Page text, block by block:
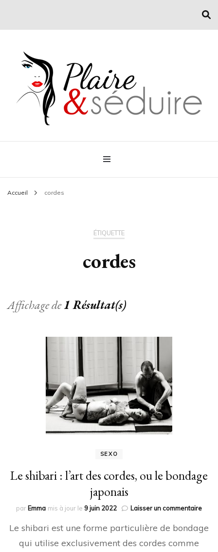
Plaire & Séduire
Conseil mode et séduction
Accueil cordes
ÉTIQUETTE
cordes
Affichage de1 Résultat(s)
SEXO
Le shibari : l’art des cordes, ou le bondage
japonais
par Emma mis à jour le 9 juin 2022 Laisser un commentairesur
Le shibari est une forme particulière de bondage
qui utilise exclusivement des cordes comme